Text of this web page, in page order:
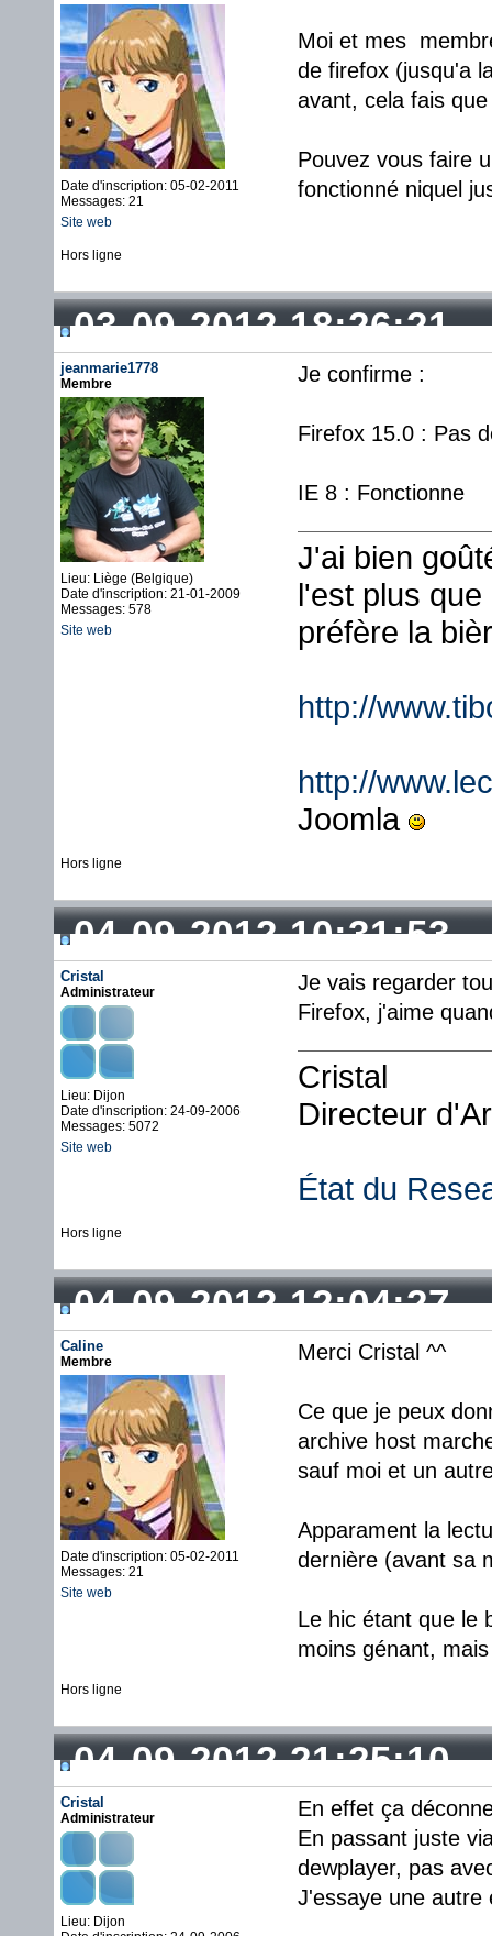
Date d'inscription: 05-02-2011
Messages: 21
Site web
Moi et mes
de firefox (jusqu'a
avant, cela fais
Pouvez vous faire
fonctionné niquel
Hors ligne
03-09-2012 18:26:21
jeanmarie1778
Membre
Lieu: Liège (Belgique)
Date d'inscription: 21-01-2009
Messages: 578
Site web
Je confirme :
Firefox 15.0 : Pas
IE 8 : Fonctionne
J'ai bien
l'est plus
préfère la
http://
http://
Joomla
Hors ligne
04-09-2012 10:31:53
Cristal
Administrateur
Lieu: Dijon
Date d'inscription: 24-09-2006
Messages: 5072
Site web
Je vais regarder
Firefox, j'aime
Cristal
Directeur
État du
Hors ligne
04-09-2012 12:04:27
Caline
Membre
Date d'inscription: 05-02-2011
Messages: 21
Site web
Merci Cristal ^^
Ce que je peux
archive host
sauf moi et un
Apparament la
dernière (avant sa
Le hic étant que le
moins génant,
Hors ligne
04-09-2012 21:25:10
Cristal
Administrateur
Lieu: Dijon
En effet ça
En passant juste
dewplayer, pas
J'essaye une autre